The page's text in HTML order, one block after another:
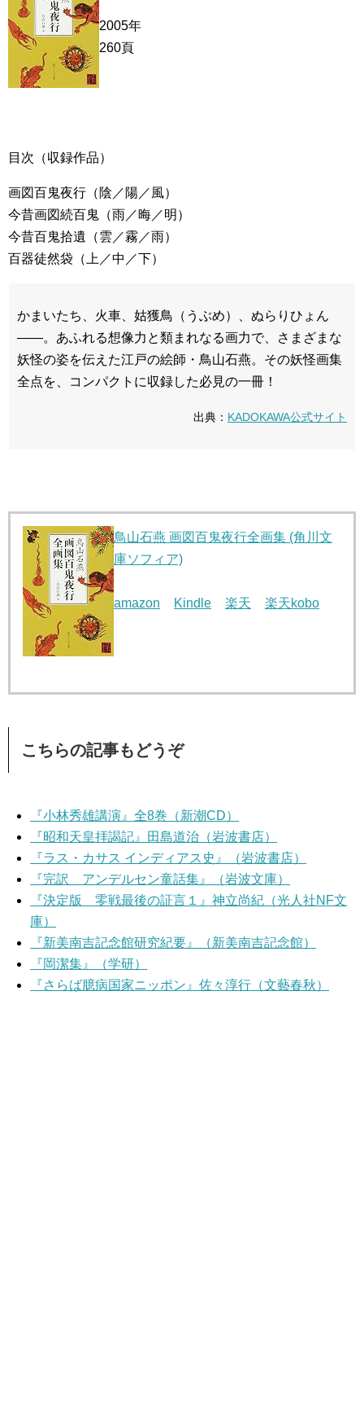
2005年
260頁
目次（収録作品）
画図百鬼夜行（陰／陽／風）
今昔画図続百鬼（雨／晦／明）
今昔百鬼拾遺（雲／霧／雨）
百器徒然袋（上／中／下）
かまいたち、火車、姑獲鳥（うぶめ）、ぬらりひょん
――。あふれる想像力と類まれなる画力で、さまざまな
妖怪の姿を伝えた江戸の絵師・鳥山石燕。その妖怪画集
全点を、コンパクトに収録した必見の一冊！
出典： KADOKAWA公式サイト
鳥山石燕 画図百鬼夜行全画集 (角川文
庫ソフィア)
amazon Kindle 楽天 楽天kobo
こちらの記事もどうぞ
『小林秀雄講演』全8巻（新潮CD）
『昭和天皇拝謁記』田島道治（岩波書店）
『ラス・カサス インディアス史』（岩波書店）
『完訳 アンデルセン童話集』（岩波文庫）
『決定版 零戦最後の証言１』神立尚紀（光人社NF文
庫）
『新美南吉記念館研究紀要』（新美南吉記念館）
『岡潔集』（学研）
『さらば臆病国家ニッポン』佐々淳行（文藝春秋）